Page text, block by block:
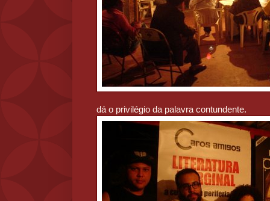
dá o privilégio da palavra contundente.